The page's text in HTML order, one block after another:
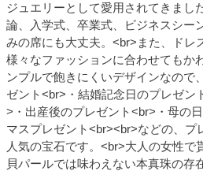
ジュエリーとして愛用されてきまし
論、入学式、卒業式、ビジネスシー
みの席にも大丈夫。<br>また、ドレ
様々なファッションに合わせてもか
ンプルで飽きにくいデザインなので
ゼント<br>・結婚記念日のプレゼン
>・出産後のプレゼント<br>・母の
マスプレゼント<br><br>などの、プ
人気の宝石です。<br>大人の女性で
貝パールでは味わえない本真珠の存